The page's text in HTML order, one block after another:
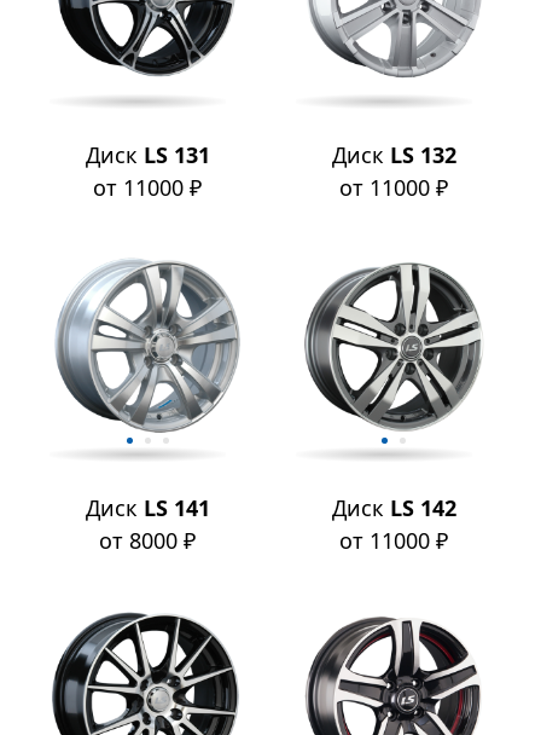
Диск LS 131
от 11000 ₽
Диск LS 132
от 11000 ₽
Диск LS 141
от 8000 ₽
Диск LS 142
от 11000 ₽